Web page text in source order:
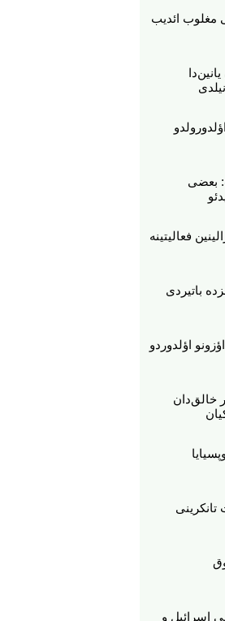
ایرانی مغلوب ائدیب
بعضی
ایدمان زالینین فعالیتینه
اؤلدوردو
خالق‌دان
اسرائیل و